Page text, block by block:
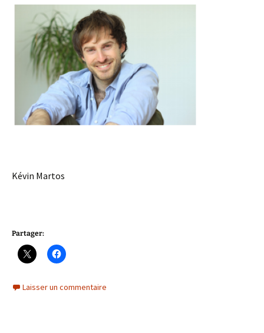
Kévin Martos
Partager:
Laisser un commentaire